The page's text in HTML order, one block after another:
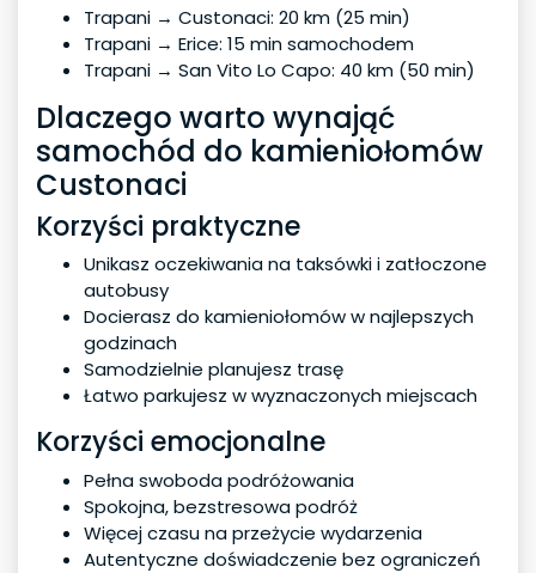
Trapani → Custonaci: 20 km (25 min)
Trapani → Erice: 15 min samochodem
Trapani → San Vito Lo Capo: 40 km (50 min)
Dlaczego warto wynająć
samochód do kamieniołomów
Custonaci
Korzyści praktyczne
Unikasz oczekiwania na taksówki i zatłoczone
autobusy
Docierasz do kamieniołomów w najlepszych
godzinach
Samodzielnie planujesz trasę
Łatwo parkujesz w wyznaczonych miejscach
Korzyści emocjonalne
Pełna swoboda podróżowania
Spokojna, bezstresowa podróż
Więcej czasu na przeżycie wydarzenia
Autentyczne doświadczenie bez ograniczeń